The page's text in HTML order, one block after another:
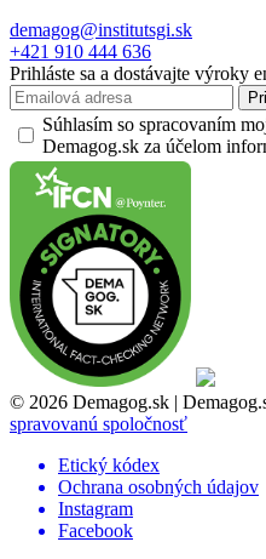
demagog@institutsgi.sk
+421 910 444 636
Prihláste sa a dostávajte výroky
Súhlasím so spracovaním
Demagog.sk za účelom
© 2026 Demagog.sk |
spravovanú spoločnosť
Etický kódex
Ochrana osobných údajov
Instagram
Facebook